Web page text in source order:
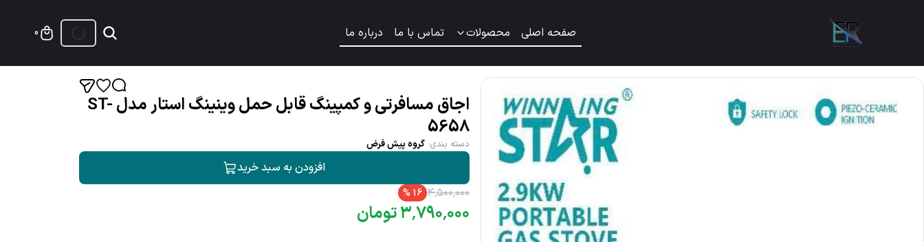
صفحه اصلی محصولات تماس با ما درباره ما 0
اجاق مسافرتی و کمپینگ قابل حمل وینینگ استار مدل ST-
5658
دسته بندی: گروه پیش فرض
افزودن به سبد خرید
۴٬۵۰۰٬۰۰۰ 16
%
۳٬۷۹۰٬۰۰۰ تومان